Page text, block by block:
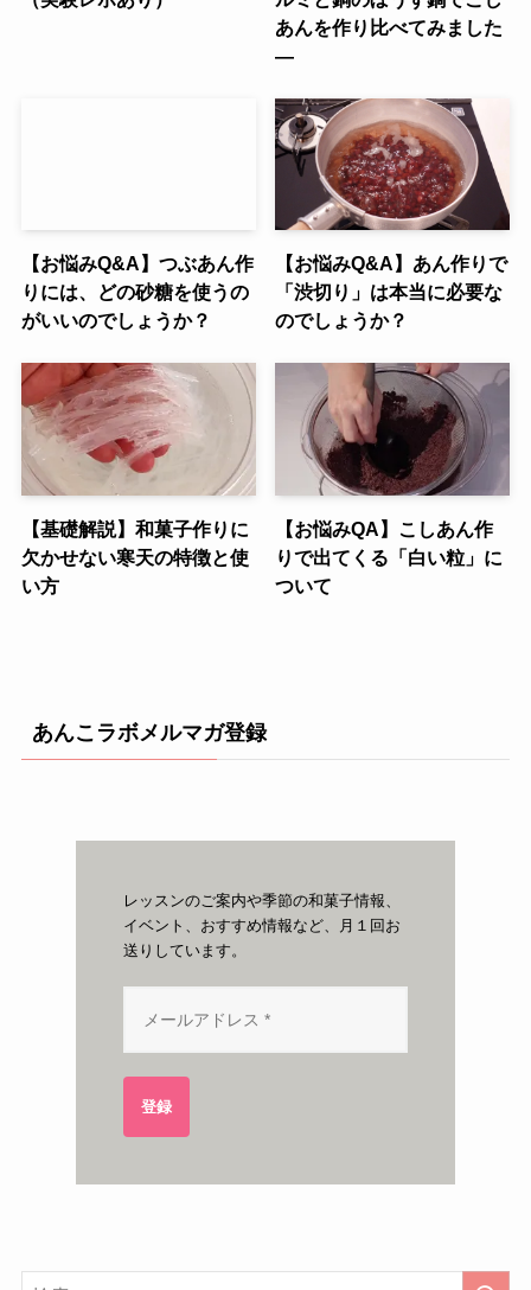
あんを作り比べてみました
―
【お悩みQ&A】つぶあん作
りには、どの砂糖を使うの
がいいのでしょうか？
【お悩みQ&A】あん作りで
「渋切り」は本当に必要な
のでしょうか？
【基礎解説】和菓子作りに
欠かせない寒天の特徴と使
い方
【お悩みQA】こしあん作
りで出てくる「白い粒」に
ついて
あんこラボメルマガ登録
レッスンのご案内や季節の和菓子情報、
イベント、おすすめ情報など、月１回お
送りしています。
登録